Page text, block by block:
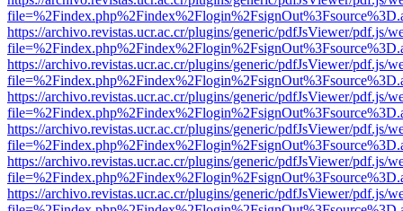
https://archivo.revistas.ucr.ac.cr/plugins/generic/pdfJsViewer/pdf.js/
https://archivo.revistas.ucr.ac.cr/plugins/generic/pdfJsViewer/pdf.js/
https://archivo.revistas.ucr.ac.cr/plugins/generic/pdfJsViewer/pdf.js/
https://archivo.revistas.ucr.ac.cr/plugins/generic/pdfJsViewer/pdf.js/
https://archivo.revistas.ucr.ac.cr/plugins/generic/pdfJsViewer/pdf.js/
https://archivo.revistas.ucr.ac.cr/plugins/generic/pdfJsViewer/pdf.js/